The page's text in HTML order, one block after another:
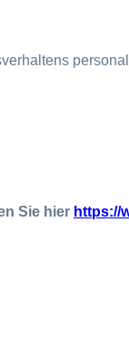
Sie hier https://